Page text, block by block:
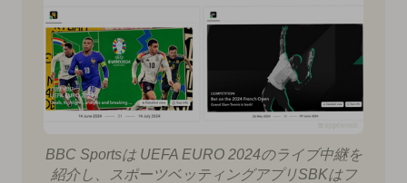
BBC Sportsは UEFA EURO 2024のライブ中継を
紹介し、スポーツベッティングアプリSBKはフ